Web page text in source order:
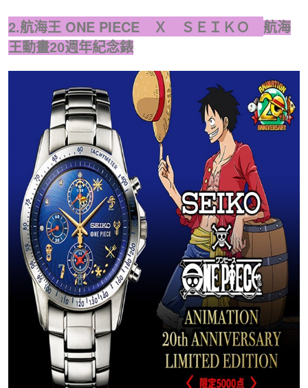
2.航海王 ONE PIECE Ｘ ＳＥＩＫＯ
航海
王動畫20週年紀念錶